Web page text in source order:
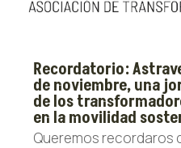
Recordatorio:
de noviembre, una
de los
en la movilidad
Queremos recordaros